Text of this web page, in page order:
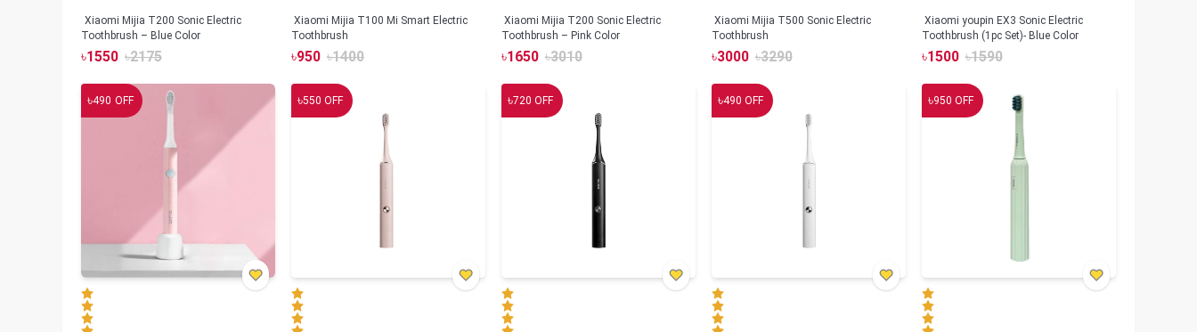
Xiaomi Mijia T200 Sonic Electric
Toothbrush – Blue Color
৳1550 ৳2175
Xiaomi Mijia T100 Mi Smart Electric
Toothbrush
৳950 ৳1400
Xiaomi Mijia T200 Sonic Electric
Toothbrush – Pink Color
৳1650 ৳3010
Xiaomi Mijia T500 Sonic Electric
Toothbrush
৳3000 ৳3290
Xiaomi youpin EX3 Sonic Electric
Toothbrush (1pc Set)- Blue Color
৳1500 ৳1590
৳490 OFF ৳550 OFF ৳720 OFF ৳490 OFF ৳950 OFF